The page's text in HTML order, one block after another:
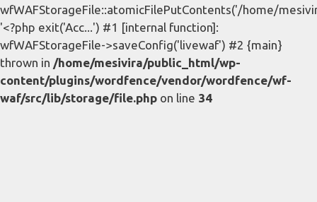
wfWAFStorageFile::atomicFilePutContents('/home/
'<?php exit('Acc...') #1 [internal function]:
wfWAFStorageFile->saveConfig('livewaf') #2 {main}
thrown in /home/mesivira/public_html/wp-
content/plugins/wordfence/vendor/wordfence/wf-
waf/src/lib/storage/file.php on line 34